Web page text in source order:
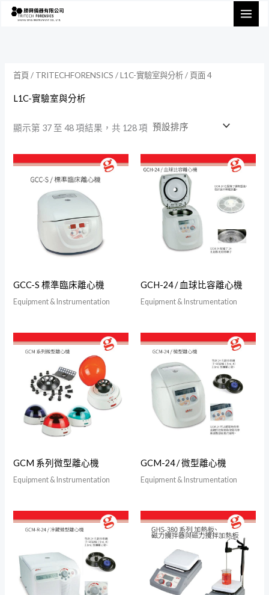
首頁/ TRITECHFORENSICS /L1C-實驗室與分析/ 頁面 4
L1C-實驗室與分析
顯示第 37 至 48 項結果，共 128 項
GCC-S 標準臨床離心機
Equipment & Instrumentation
GCH-24 / 血球比容離心機
Equipment & Instrumentation
GCM 系列微型離心機
Equipment & Instrumentation
GCM-24 / 微型離心機
Equipment & Instrumentation